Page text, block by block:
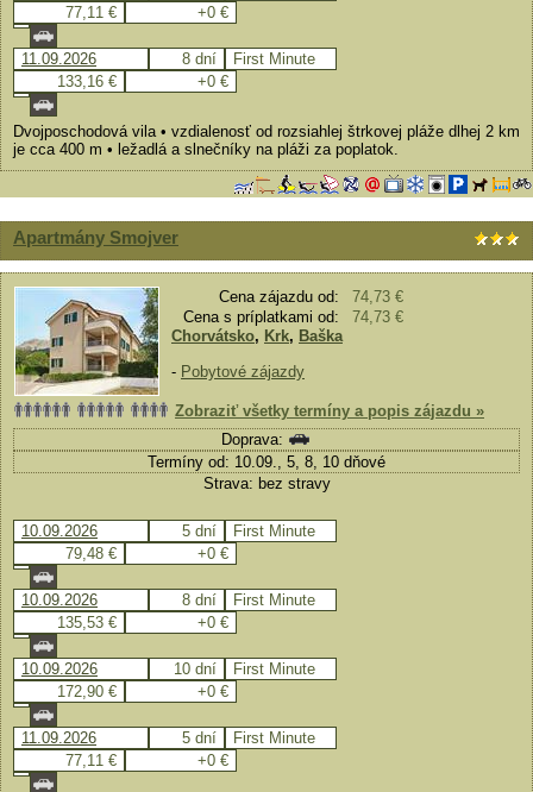
77,11 €
+0 €
11.09.2026 8 dní
First Minute
133,16 €
+0 €
Dvojposchodová vila • vzdialenosť od rozsiahlej štrkovej pláže dlhej 2 km
je cca 400 m • ležadlá a slnečníky na pláži za poplatok.
Apartmány Smojver
Cena zájazdu od:
74,73 €
Cena s príplatkami od:
74,73 €
Chorvátsko, Krk, Baška
- Pobytové zájazdy
Zobraziť všetky termíny a popis zájazdu »
Doprava:
Termíny od: 10.09., 5, 8, 10 dňové
Strava: bez stravy
10.09.2026 5 dní
First Minute
79,48 €
+0 €
10.09.2026 8 dní
First Minute
135,53 €
+0 €
10.09.2026 10 dní
First Minute
172,90 €
+0 €
11.09.2026 5 dní
First Minute
77,11 €
+0 €